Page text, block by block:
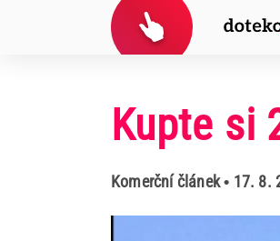
Kupte si
Komerční článek• 17. 8.